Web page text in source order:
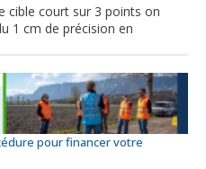
cible court sur 3 points on
1 cm de précision en
pour financer votre